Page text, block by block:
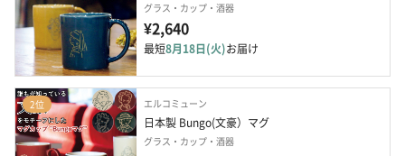
グラス・カップ・酒器
¥2,640
最短8月18日(火)お届け
2位 エルコミューン
日本製 Bungo(文豪）マグ
グラス・カップ・酒器